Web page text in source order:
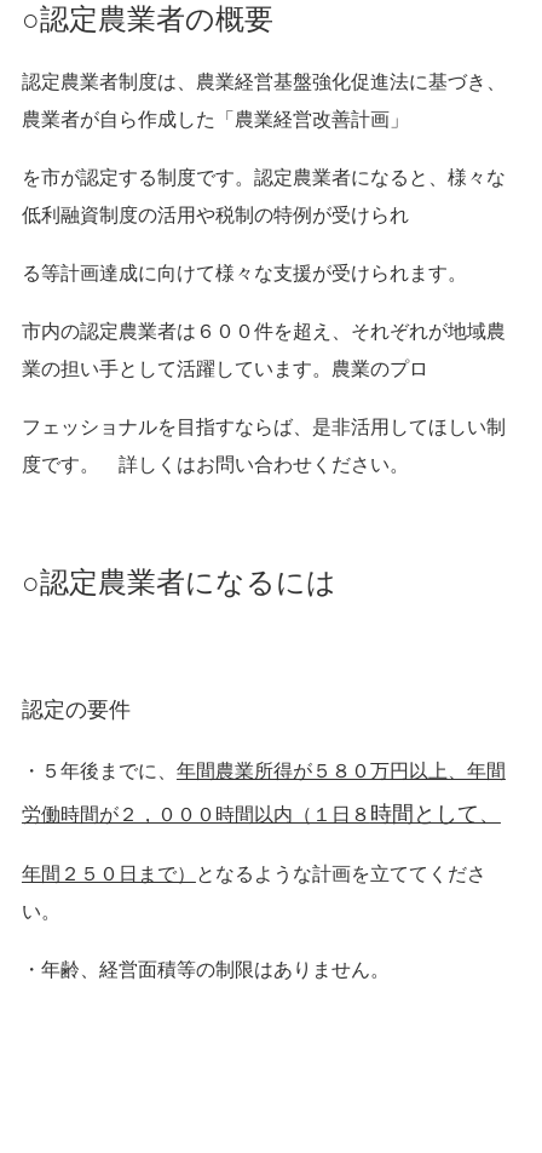
○認定農業者の概要
認定農業者制度は、農業経営基盤強化促進法に基づき、
農業者が自ら作成した「農業経営改善計画」
を市が認定する制度です。認定農業者になると、様々な
低利融資制度の活用や税制の特例が受けられ
る等計画達成に向けて様々な支援が受けられます。
市内の認定農業者は６００件を超え、それぞれが地域農
業の担い手として活躍しています。農業のプロ
フェッショナルを目指すならば、是非活用してほしい制
度です。 詳しくはお問い合わせください。
○認定農業者になるには
認定の要件
・５年後までに、 年間農業所得が５８０万円以上、年間
労働時間が２，０００時間以内（１日８ 時間として、
年間２５０日まで）
となるような計画を立ててくださ
い。
・年齢、経営面積等の制限はありません。